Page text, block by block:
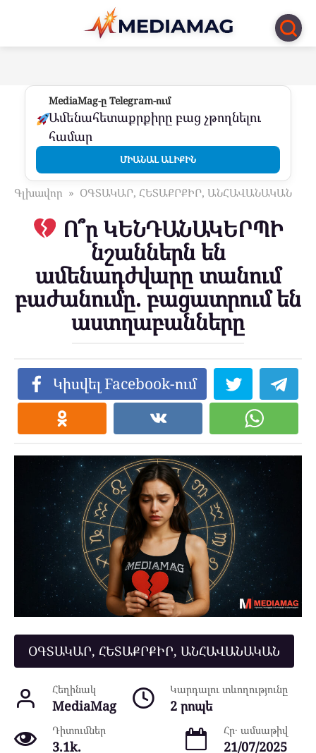
Перейти
контенту
MediaMag-ը Telegram-ում
Ամենահետաքրքիրը բաց չթողնելու
համար
ՄԻԱՆԱԼ ԱԼԻՔԻՆ
Գլխավոր » ՕԳՏԱԿԱՐ, ՀԵՏԱՔՐՔԻՐ, ԱՆՀԱՎԱՆԱԿԱՆ
Ո՞ր ԿԵՆԴԱՆԱԿԵՐՊԻ
նշաններն են
ամենադժվարը տանում
բաժանումը. բացատրում են
աստղաբանները
Կիսվել Facebook-ում
ՕԳՏԱԿԱՐ, ՀԵՏԱՔՐՔԻՐ, ԱՆՀԱՎԱՆԱԿԱՆ
Հեղինակ
MediaMag
Կարդալու տևողությունը
2 րոպե
Դիտումներ
3.1k.
Հր․ ամսաթիվ
21/07/2025